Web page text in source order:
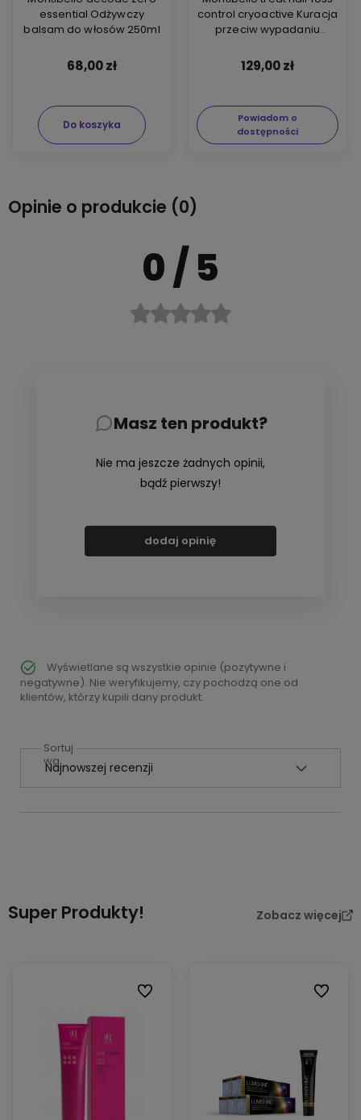
essential Odżywczy
balsam do włosów 250ml
68,00 zł
Do koszyka
control cryoactive Kuracja
przeciw wypadaniu
129,00 zł
Powiadom o
dostępności
Opinie o produkcie (0)
0/ 5
Masz ten produkt?
Nie ma jeszcze żadnych opinii,
bądź pierwszy!
dodaj opinię
Wyświetlane są wszystkie opinie (pozytywne i
negatywne). Nie weryfikujemy, czy pochodzą one od
klientów, którzy kupili dany produkt.
Sortuj
wg
Super Produkty! Zobacz więcej
Do ulubionych Do